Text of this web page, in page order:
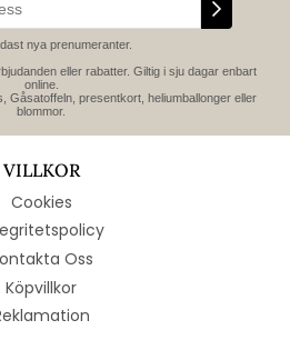
nya prenumeranter.
eller rabatter. Giltig i sju dagar enbart
online.
Gåsatoffeln, presentkort, heliumballonger eller
blommor.
VILLKOR
Cookies
Oss
Köpvillkor